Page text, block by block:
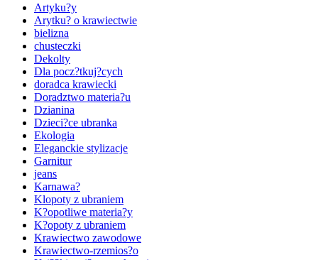
Artyku?y
Arytku? o krawiectwie
bielizna
chusteczki
Dekolty
Dla pocz?tkuj?cych
doradca krawiecki
Doradztwo materia?u
Dzianina
Dzieci?ce ubranka
Ekologia
Eleganckie stylizacje
Garnitur
jeans
Karnawa?
Klopoty z ubraniem
K?opotliwe materia?y
K?opoty z ubraniem
Krawiectwo zawodowe
Krawiectwo-rzemios?o